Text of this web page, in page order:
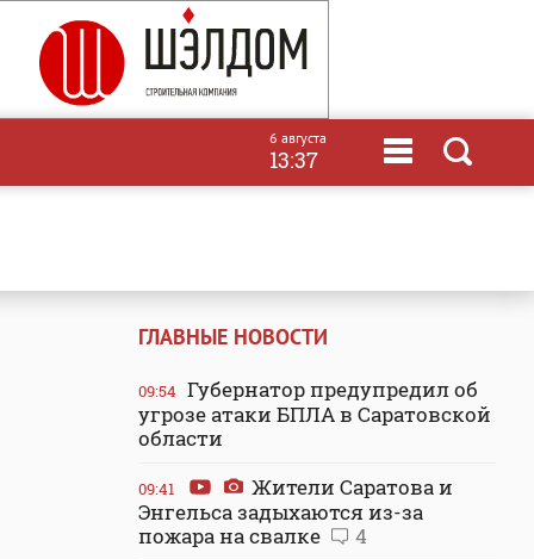
6 августа
13:37
ГЛАВНЫЕ НОВОСТИ
09:54 Губернатор предупредил об
угрозе атаки БПЛА в Саратовской
области
09:41
Жители Саратова и
Энгельса задыхаются из-за
пожара на свалке
4